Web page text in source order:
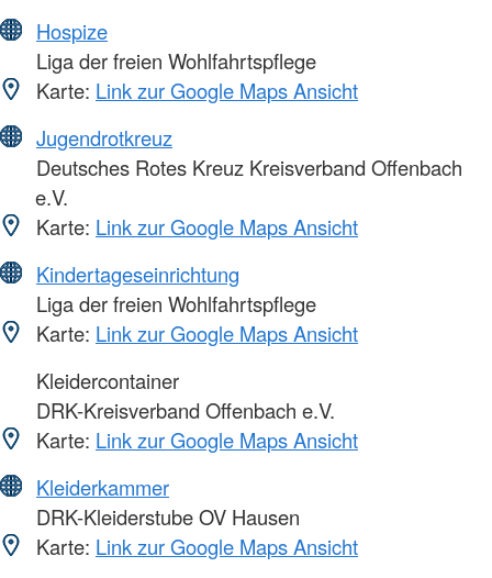
Hospize
Liga der freien Wohlfahrtspflege
Karte: Link zur Google Maps Ansicht
Jugendrotkreuz
Deutsches Rotes Kreuz Kreisverband Offenbach
e.V.
Karte: Link zur Google Maps Ansicht
Kindertageseinrichtung
Liga der freien Wohlfahrtspflege
Karte: Link zur Google Maps Ansicht
Kleidercontainer
DRK-Kreisverband Offenbach e.V.
Karte: Link zur Google Maps Ansicht
Kleiderkammer
DRK-Kleiderstube OV Hausen
Karte: Link zur Google Maps Ansicht